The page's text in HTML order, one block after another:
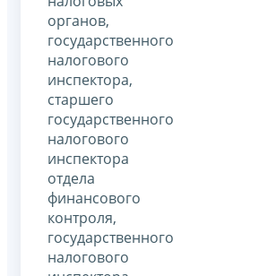
органов,
государственного
налогового
инспектора,
старшего
государственного
налогового
инспектора
отдела
финансового
контроля,
государственного
налогового